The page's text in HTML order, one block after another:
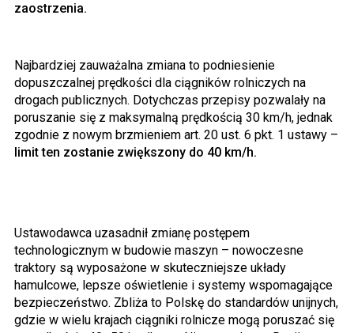
zaostrzenia.
Najbardziej zauważalna zmiana to podniesienie
dopuszczalnej prędkości dla ciągników rolniczych na
drogach publicznych. Dotychczas przepisy pozwalały na
poruszanie się z maksymalną prędkością 30 km/h, jednak
zgodnie z nowym brzmieniem art. 20 ust. 6 pkt. 1 ustawy –
limit ten zostanie zwiększony do 40 km/h.
Ustawodawca uzasadnił zmianę postępem
technologicznym w budowie maszyn – nowoczesne
traktory są wyposażone w skuteczniejsze układy
hamulcowe, lepsze oświetlenie i systemy wspomagające
bezpieczeństwo. Zbliża to Polskę do standardów unijnych,
gdzie w wielu krajach ciągniki rolnicze mogą poruszać się